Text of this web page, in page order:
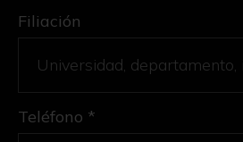
Filiación
Teléfono *